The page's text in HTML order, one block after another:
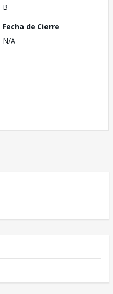
B
Fecha de Cierre
N/A